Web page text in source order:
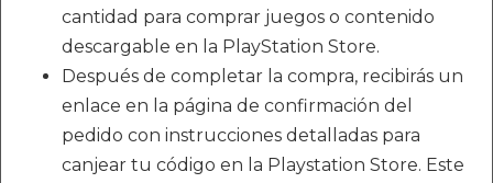
cantidad para comprar juegos o contenido
descargable en la PlayStation Store.
Después de completar la compra, recibirás un
enlace en la página de confirmación del
pedido con instrucciones detalladas para
canjear tu código en la Playstation Store. Este